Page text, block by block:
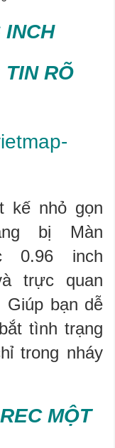
INCH
TIN RÕ
kế nhỏ gọn
bị Màn
0.96 inch
trực quan
Giúp bạn dễ
tình trạng
trong nháy
MỘT